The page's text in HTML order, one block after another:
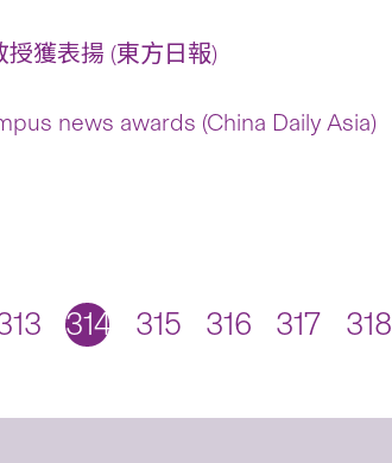
獲表揚 (東方日報)
news awards (China Daily Asia)
314 315 316 317 318